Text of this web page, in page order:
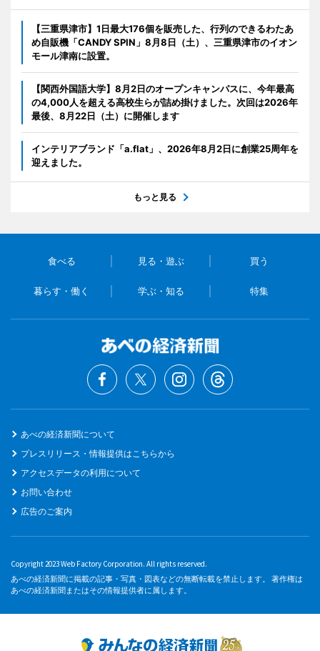
【三重県津市】1日最大176個を販売した、行列のできるわたあ
め自販機「CANDY SPIN」8月8日（土）、三重県津市のイオン
モール津南に設置。
【関西外国語大学】8月2日のオープンキャンパスに、今年最高
の4,000人を超える高校生らが詰め掛けました。次回は2026年
最後、8月22日（土）に開催します
インテリアブランド「a.flat」、2026年8月2日に創業25周年を
迎えました。
もっと見る
食べる 見る・遊ぶ 買う
暮らす・働く 学ぶ・知る 特集
あべの経済新聞について
プレスリリース・情報提供はこちらから
アクセスデータの利用について
お問い合わせ
広告のご案内
Copyright 2023 Web Factory Corporation. All rights reserved.
あべの経済新聞に掲載の記事・写真・図表などの無断転載を禁止します。 著作権は
あべの経済新聞またはその情報提供者に属します。